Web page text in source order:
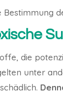
Bestimmung
die
unter